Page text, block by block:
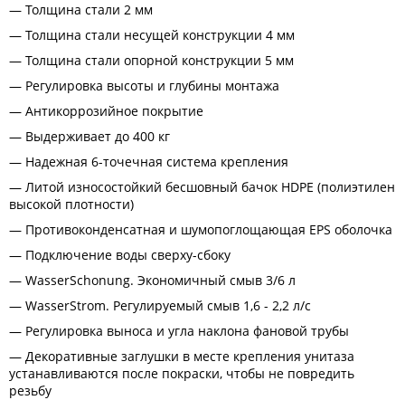
Толщина стали 2 мм
Толщина стали несущей конструкции 4 мм
Толщина стали опорной конструкции 5 мм
Регулировка высоты и глубины монтажа
Антикоррозийное покрытие
Выдерживает до 400 кг
Надежная 6-точечная система крепления
Литой износостойкий бесшовный бачок HDPE (полиэтилен
высокой плотности)
Противоконденсатная и шумопоглощающая EPS оболочка
Подключение воды сверху-сбоку
WasserSchonung. Экономичный смыв 3/6 л
WasserStrom. Регулируемый смыв 1,6 - 2,2 л/с
Регулировка выноса и угла наклона фановой трубы
Декоративные заглушки в месте крепления унитаза
устанавливаются после покраски, чтобы не повредить
резьбу